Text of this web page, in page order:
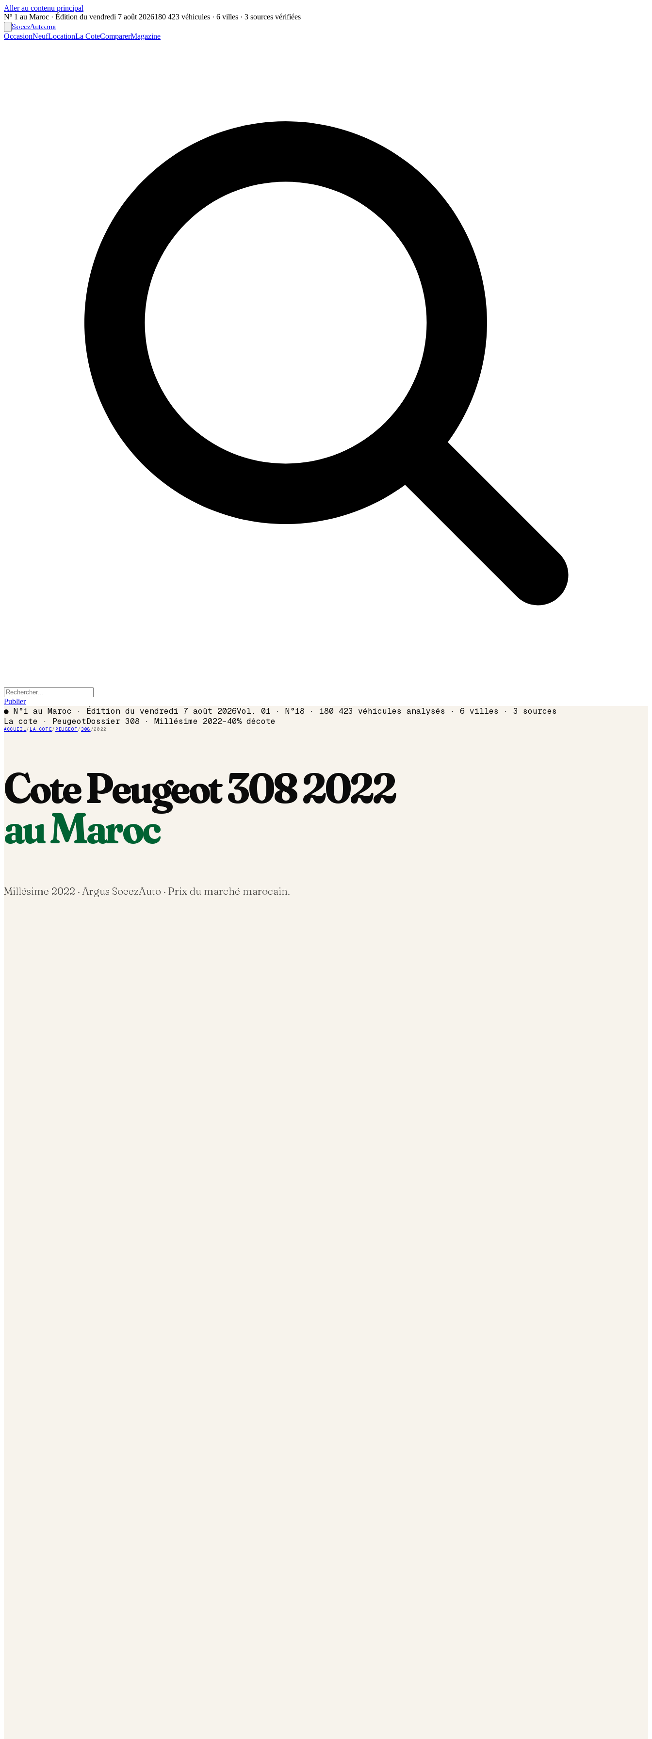
Aller au contenu principal
Nº 1 au Maroc · Édition du vendredi 7 août 2026180 423 véhicules · 6 villes · 3 sources vérifiées
SoeezAuto.ma
OccasionNeufLocationLa CoteComparerMagazine
Publier
● N°1 au Maroc · Édition du vendredi 7 août 2026Vol. 01 · N°18 · 180 423 véhicules analysés · 6 villes · 3 sources
La cote · PeugeotDossier 308 · Millésime 2022−40% décote
ACCUEIL/ LA COTE/ PEUGEOT/308 /2022
CotePeugeot3082022
au Maroc
Millésime 2022 · Argus SoeezAuto · Prix du marché marocain.